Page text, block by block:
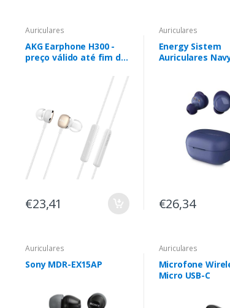
Auriculares
AKG Earphone H300 -
preço válido até fim de
€23,41
Auriculares
Energy Sistem
Auriculares
€26,34
Auriculares
Sony MDR-EX15AP
Auriculares
Microfone
Micro USB-C